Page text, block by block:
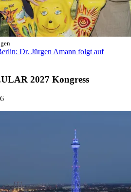
Dr. Jürgen Amann folgt auf
2027 Kongress